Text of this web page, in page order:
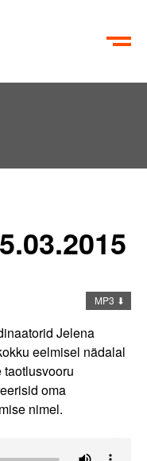
MP3 ⬇
Jelena
eelmisel nädalal
oma
nimel.